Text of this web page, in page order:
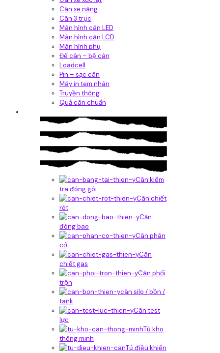
Cân xe nâng
Cân 3 trục
Màn hình cân LED
Màn hình cân LCD
Màn hình phụ
Đế cân – bệ cân
Loadcell
Pin – sạc cân
Máy in tem nhãn
Truyền thông
Quả cân chuẩn
Cân kiểm
tra đóng gói
Cân chiết
rót
Căn
đóng bao
Cân phân
cở
Cân
chiết gas
Cân phối
trộn
cân silo / bồn /
tank
Cân test
lực
Tủ kho
thông minh
Tủ điều khiển